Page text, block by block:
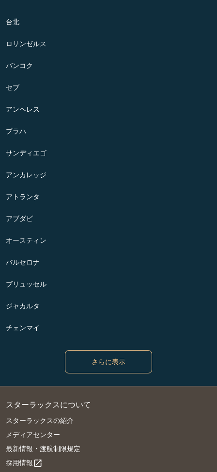
台北
ロサンゼルス
バンコク
セブ
アンヘレス
プラハ
サンディエゴ
アンカレッジ
アトランタ
アブダビ
オースティン
バルセロナ
ブリュッセル
ジャカルタ
チェンマイ
さらに表示
スターラックスについて
スターラックスの紹介
メディアセンター
最新情報・渡航制限規定
採用情報open_in_new